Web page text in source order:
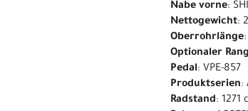
Nabe vorne:
Nettogewicht:
Oberrohrlänge
Optionaler
Pedal: VPE-857
Produktserien:
Radstand: 1271